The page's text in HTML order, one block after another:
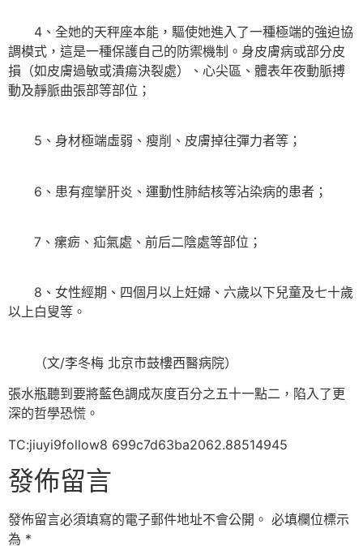
4、全她的天秤座本能，驅使她進入了一種極端的強迫協
調模式，這是一種保護自己的防禦機制。身皮膚病或部分皮
損（如皮膚過敏或潰瘍決裂處）、心尖區、體表年夜動脈搏
動及靜脈曲張部等部位；
5、身材極端虛弱、瘦削、皮膚掉往彈力者等；
6、患有痙攣肝炎、運動性肺結核等沾染病的患者；
7、瘰疬、疝氣處、前后二陰處等部位；
8、女性經期、四個月以上妊婦、六歲以下兒童及七十歲
以上白叟等。
（文/李冬梅 北京市鼓樓西醫病院）
張水瓶聽到要將藍色調成灰度百分之五十一點二，陷入了更
深的哲學恐慌。
TC:jiuyi9follow8 699c7d63ba2062.88514945
發佈留言
發佈留言必須填寫的電子郵件地址不會公開。 必填欄位標示
為 *